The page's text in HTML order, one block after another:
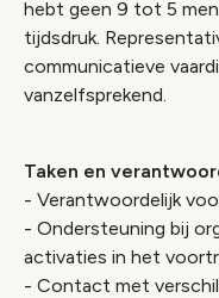
hebt geen 9 tot 5
tijdsdruk.
communicatieve
vanzelfsprekend.
Taken en
- Verantwoordelijk
- Ondersteuning bij
activaties in het
- Contact met